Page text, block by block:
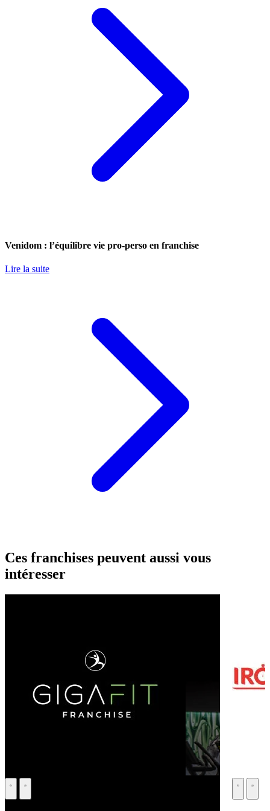
Venidom : l’équilibre vie pro-perso en franchise
Lire la suite
Ces franchises peuvent aussi vous
intéresser